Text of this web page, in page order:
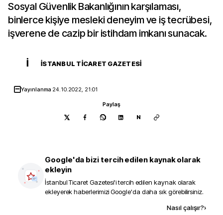
Sosyal Güvenlik Bakanlığının karşılaması,
binlerce kişiye mesleki deneyim ve iş tecrübesi,
işverene de cazip bir istihdam imkanı sunacak.
İ İSTANBUL TICARET GAZETESI
Yayınlanma 24.10.2022, 21:01
Paylaş
N
Google'da bizi tercih edilen kaynak olarak
ekleyin
İstanbul Ticaret Gazetesi'i tercih edilen kaynak olarak
ekleyerek haberlerimizi Google'da daha sık görebilirsiniz.
Nasıl çalışır?›